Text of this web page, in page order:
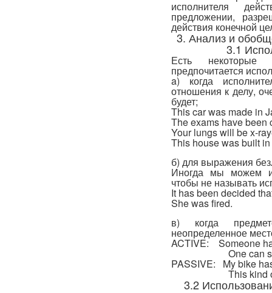
исполнителя
предложении,
действия конечной
3. Анализ и
3.1
Есть некоторые
предпочитается
a) когда
отношения к делу,
будет;
This car was
The exams have
Your lungs will
This house was
б) для выражения
Иногда мы можем
чтобы не называть
It has been decided
She was fired.
в) когда
неопределенное
ACTIVE: Someone
One can
PASSIVE: My bike
This kind
3.2